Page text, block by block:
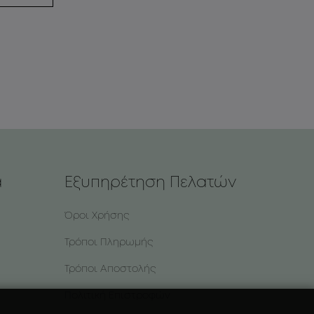
Εξυπηρέτηση Πελατών
Όροι Χρήσης
Τρόποι Πληρωμής
Τρόποι Αποστολής